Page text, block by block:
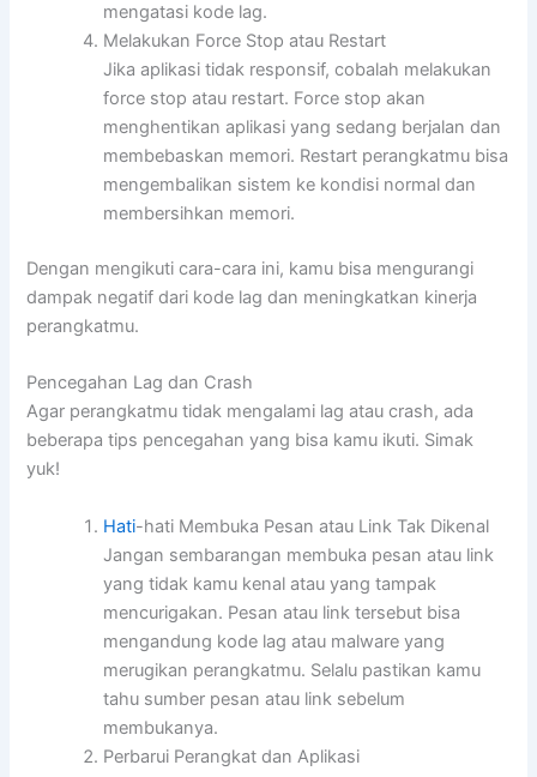
mengatasi kode lag.
Melakukan Force Stop atau Restart
Jika aplikasi tidak responsif, cobalah melakukan
force stop atau restart. Force stop akan
menghentikan aplikasi yang sedang berjalan dan
membebaskan memori. Restart perangkatmu bisa
mengembalikan sistem ke kondisi normal dan
membersihkan memori.
Dengan mengikuti cara-cara ini, kamu bisa mengurangi
dampak negatif dari kode lag dan meningkatkan kinerja
perangkatmu.
Pencegahan Lag dan Crash
Agar perangkatmu tidak mengalami lag atau crash, ada
beberapa tips pencegahan yang bisa kamu ikuti. Simak
yuk!
Hati-hati Membuka Pesan atau Link Tak Dikenal
Jangan sembarangan membuka pesan atau link
yang tidak kamu kenal atau yang tampak
mencurigakan. Pesan atau link tersebut bisa
mengandung kode lag atau malware yang
merugikan perangkatmu. Selalu pastikan kamu
tahu sumber pesan atau link sebelum
membukanya.
Perbarui Perangkat dan Aplikasi